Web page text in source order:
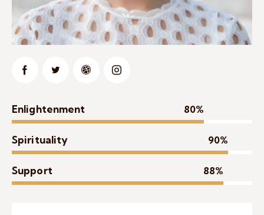
Enlightenment 80%
Spirituality 90%
Support 88%